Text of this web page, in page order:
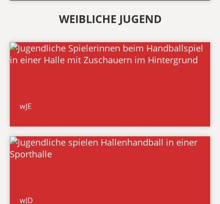
WEIBLICHE JUGEND
wJE
wJD